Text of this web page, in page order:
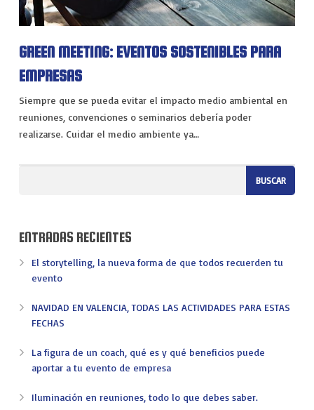
GREEN MEETING: EVENTOS SOSTENIBLES PARA
EMPRESAS
Siempre que se pueda evitar el impacto medio ambiental en
reuniones, convenciones o seminarios debería poder
realizarse. Cuidar el medio ambiente ya…
ENTRADAS RECIENTES
El storytelling, la nueva forma de que todos recuerden tu
evento
NAVIDAD EN VALENCIA, TODAS LAS ACTIVIDADES PARA ESTAS
FECHAS
La figura de un coach, qué es y qué beneficios puede
aportar a tu evento de empresa
Iluminación en reuniones, todo lo que debes saber.